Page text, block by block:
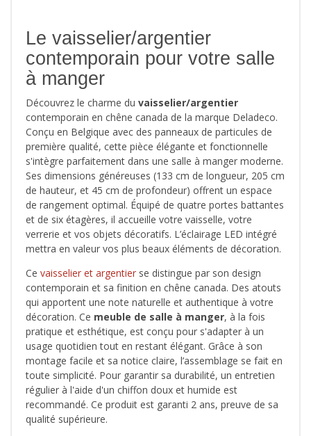
Le vaisselier/argentier
contemporain pour votre salle
à manger
Découvrez le charme du vaisselier/argentier
contemporain en chêne canada de la marque Deladeco.
Conçu en Belgique avec des panneaux de particules de
première qualité, cette pièce élégante et fonctionnelle
s'intègre parfaitement dans une salle à manger moderne.
Ses dimensions généreuses (133 cm de longueur, 205 cm
de hauteur, et 45 cm de profondeur) offrent un espace
de rangement optimal. Équipé de quatre portes battantes
et de six étagères, il accueille votre vaisselle, votre
verrerie et vos objets décoratifs. L’éclairage LED intégré
mettra en valeur vos plus beaux éléments de décoration.
Ce vaisselier et argentier se distingue par son design
contemporain et sa finition en chêne canada. Des atouts
qui apportent une note naturelle et authentique à votre
décoration. Ce meuble de salle à manger, à la fois
pratique et esthétique, est conçu pour s'adapter à un
usage quotidien tout en restant élégant. Grâce à son
montage facile et sa notice claire, l’assemblage se fait en
toute simplicité. Pour garantir sa durabilité, un entretien
régulier à l'aide d'un chiffon doux et humide est
recommandé. Ce produit est garanti 2 ans, preuve de sa
qualité supérieure.